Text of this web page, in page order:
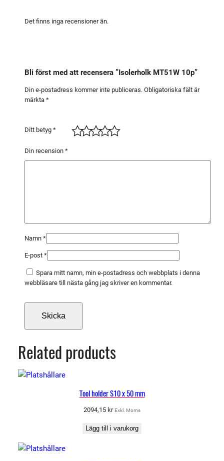
Det finns inga recensioner än.
Bli först med att recensera ”Isolerholk MT51W 10p”
Din e-postadress kommer inte publiceras. Obligatoriska fält är
märkta *
Ditt betyg *
Din recension *
Namn *
E-post *
Spara mitt namn, min e-postadress och webbplats i denna
webbläsare till nästa gång jag skriver en kommentar.
Related products
Tool holder S10 x 50 mm
2094,15 kr Exkl. Moms
Lägg till i varukorg